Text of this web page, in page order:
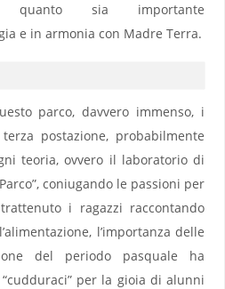
quanto sia importante
e in armonia con Madre Terra.
parco, davvero immenso, i
postazione, probabilmente
teoria, ovvero il laboratorio di
coniugando le passioni per
i ragazzi raccontando
l’importanza delle
del periodo pasquale ha
per la gioia di alunni